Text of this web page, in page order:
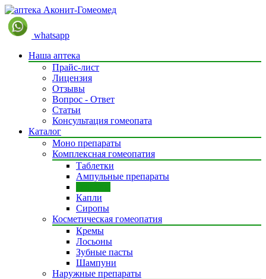
whatsapp
Наша аптека
Прайс-лист
Лицензия
Отзывы
Вопрос - Ответ
Статьи
Консультация гомеопата
Каталог
Моно препараты
Комплексная гомеопатия
Таблетки
Ампульные препараты
Капли
Сиропы
Косметическая гомеопатия
Кремы
Лосьоны
Зубные пасты
Шампуни
Наружные препараты